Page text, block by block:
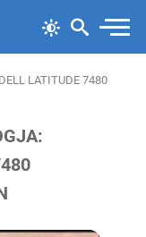
LATITUDE 7480